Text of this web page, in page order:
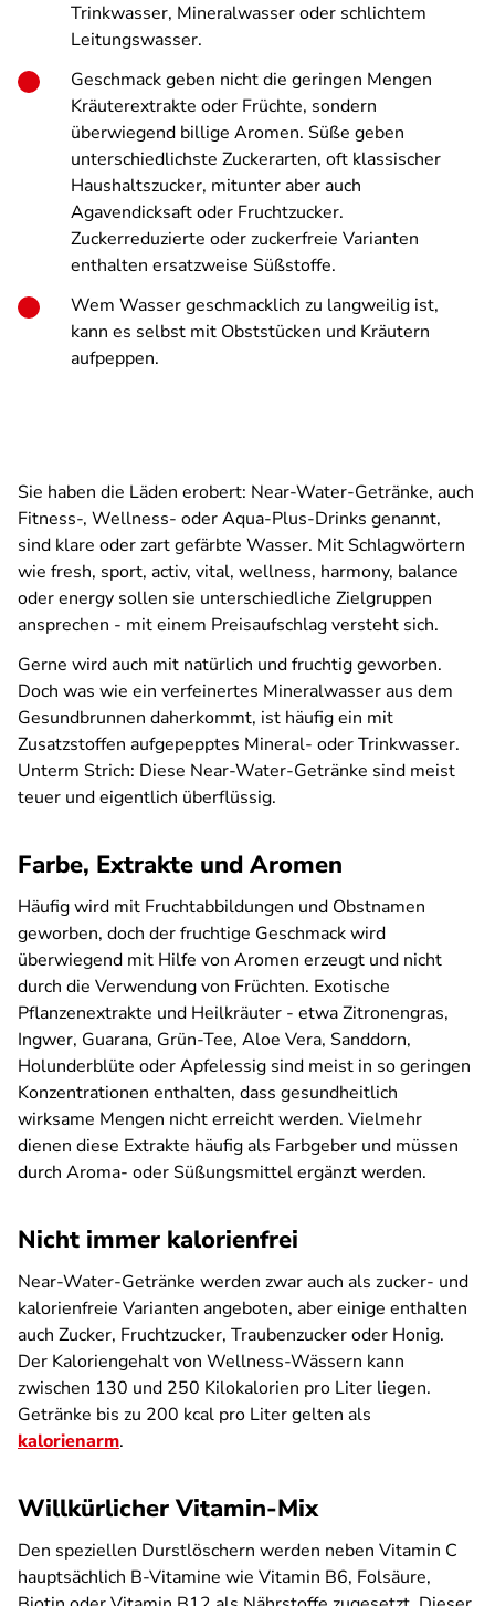
Trinkwasser, Mineralwasser oder schlichtem
Leitungswasser.
Geschmack geben nicht die geringen Mengen
Kräuterextrakte oder Früchte, sondern
überwiegend billige Aromen. Süße geben
unterschiedlichste Zuckerarten, oft klassischer
Haushaltszucker, mitunter aber auch
Agavendicksaft oder Fruchtzucker.
Zuckerreduzierte oder zuckerfreie Varianten
enthalten ersatzweise Süßstoffe.
Wem Wasser geschmacklich zu langweilig ist,
kann es selbst mit Obststücken und Kräutern
aufpeppen.
Sie haben die Läden erobert: Near-Water-Getränke, auch
Fitness-, Wellness- oder Aqua-Plus-Drinks genannt,
sind klare oder zart gefärbte Wasser. Mit Schlagwörtern
wie fresh, sport, activ, vital, wellness, harmony, balance
oder energy sollen sie unterschiedliche Zielgruppen
ansprechen - mit einem Preisaufschlag versteht sich.
Gerne wird auch mit natürlich und fruchtig geworben.
Doch was wie ein verfeinertes Mineralwasser aus dem
Gesundbrunnen daherkommt, ist häufig ein mit
Zusatzstoffen aufgepepptes Mineral- oder Trinkwasser.
Unterm Strich: Diese Near-Water-Getränke sind meist
teuer und eigentlich überflüssig.
Farbe, Extrakte und Aromen
Häufig wird mit Fruchtabbildungen und Obstnamen
geworben, doch der fruchtige Geschmack wird
überwiegend mit Hilfe von Aromen erzeugt und nicht
durch die Verwendung von Früchten. Exotische
Pflanzenextrakte und Heilkräuter - etwa Zitronengras,
Ingwer, Guarana, Grün-Tee, Aloe Vera, Sanddorn,
Holunderblüte oder Apfelessig sind meist in so geringen
Konzentrationen enthalten, dass gesundheitlich
wirksame Mengen nicht erreicht werden. Vielmehr
dienen diese Extrakte häufig als Farbgeber und müssen
durch Aroma- oder Süßungsmittel ergänzt werden.
Nicht immer kalorienfrei
Near-Water-Getränke werden zwar auch als zucker- und
kalorienfreie Varianten angeboten, aber einige enthalten
auch Zucker, Fruchtzucker, Traubenzucker oder Honig.
Der Kaloriengehalt von Wellness-Wässern kann
zwischen 130 und 250 Kilokalorien pro Liter liegen.
Getränke bis zu 200 kcal pro Liter gelten als
kalorienarm.
Willkürlicher Vitamin-Mix
Den speziellen Durstlöschern werden neben Vitamin C
hauptsächlich B-Vitamine wie Vitamin B6, Folsäure,